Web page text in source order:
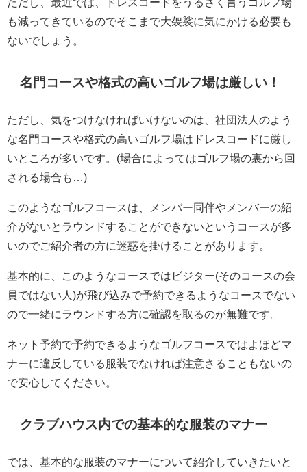
ただし、最近では、ドレスコードをうるさく言うゴルフ場
も減ってきているのでそこまで大袈裟に気にかける必要も
ないでしょう。
名門コースや格式の高いゴルフ場は厳しい！
ただし、気をつけなければいけないのは、社団法人のよう
な名門コースや格式の高いゴルフ場はドレスコードに厳し
いところが多いです。(場合によってはゴルフ場の裏から回
される場合も…)
このようなゴルフコースは、メンバー同伴やメンバーの紹
介がないとラウンドすることができないというコースが多
いのでご紹介者の方に迷惑を掛けることがあります。
基本的に、このようなコースではビジター(そのコースの会
員ではない人)が飛び込みで予約できるようなコースでない
ので一緒にラウンドする方に確認を取るのが無難です。
ネット予約で予約できるようなゴルフコースではよほどマ
ナーに違反している服装でなければ注意さることもないの
で安心してください。
クラブハウス内での基本的な服装のマナー
では、基本的な服装のマナーについて紹介していきたいと